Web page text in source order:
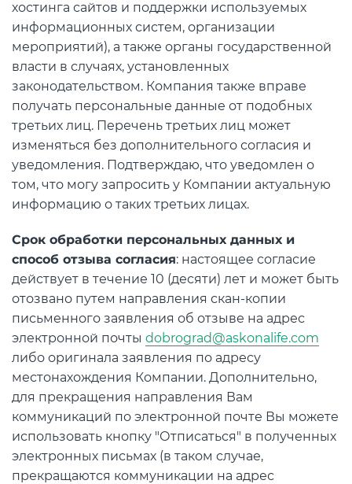
хостинга сайтов и поддержки используемых
информационных систем, организации
мероприятий), а также органы государственной
власти в случаях, установленных
законодательством. Компания также вправе
получать персональные данные от подобных
третьих лиц. Перечень третьих лиц может
изменяться без дополнительного согласия и
уведомления. Подтверждаю, что уведомлен о
том, что могу запросить у Компании актуальную
информацию о таких третьих лицах.
Срок обработки персональных данных и
способ отзыва согласия: настоящее согласие
действует в течение 10 (десяти) лет и может быть
отозвано путем направления скан-копии
письменного заявления об отзыве на адрес
электронной почты dobrograd@askonalife.com
либо оригинала заявления по адресу
местонахождения Компании. Дополнительно,
для прекращения направления Вам
коммуникаций по электронной почте Вы можете
использовать кнопку "Отписаться" в полученных
электронных письмах (в таком случае,
прекращаются коммуникации на адрес